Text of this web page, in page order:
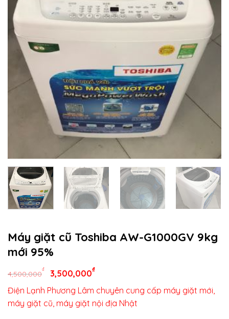
Máy giặt cũ Toshiba AW-G1000GV 9kg
mới 95%
4,500,000
₫ 3,500,000₫
Điện Lạnh Phương Lâm chuyên cung cấp máy giặt mới,
máy giặt cũ, máy giặt nội địa Nhật